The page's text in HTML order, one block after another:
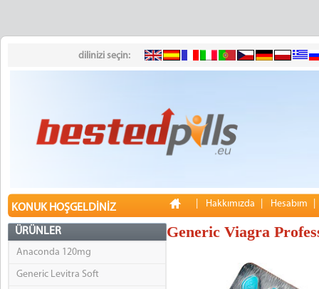
dilinizi seçin:
KONUK HOŞGELDINIZ Hakkımızda Hesabım
ÜRÜNLER
Anaconda 120mg
Generic Levitra Soft
Generic Viagra